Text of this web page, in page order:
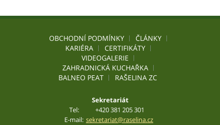
OBCHODNÍ PODMÍNKY
ČLÁNKY
KARIÉRA
CERTIFIKÁTY
VIDEOGALERIE
ZAHRADNICKÁ KUCHAŘKA
BALNEO PEAT
RAŠELINA ZC
Sekretariát
Tel:
+420 381 205 301
E-mail: sekretariat@raselina.cz